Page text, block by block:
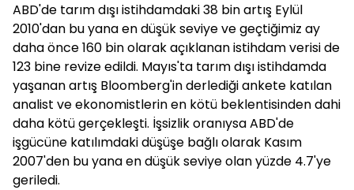
ABD'de tarım dışı istihdamdaki 38 bin artış Eylül
2010'dan bu yana en düşük seviye ve geçtiğimiz ay
daha önce 160 bin olarak açıklanan istihdam verisi de
123 bine revize edildi. Mayıs'ta tarım dışı istihdamda
yaşanan artış Bloomberg'in derlediği ankete katılan
analist ve ekonomistlerin en kötü beklentisinden dahi
daha kötü gerçekleşti. İşsizlik oranıysa ABD'de
işgücüne katılımdaki düşüşe bağlı olarak Kasım
2007'den bu yana en düşük seviye olan yüzde 4.7'ye
geriledi.